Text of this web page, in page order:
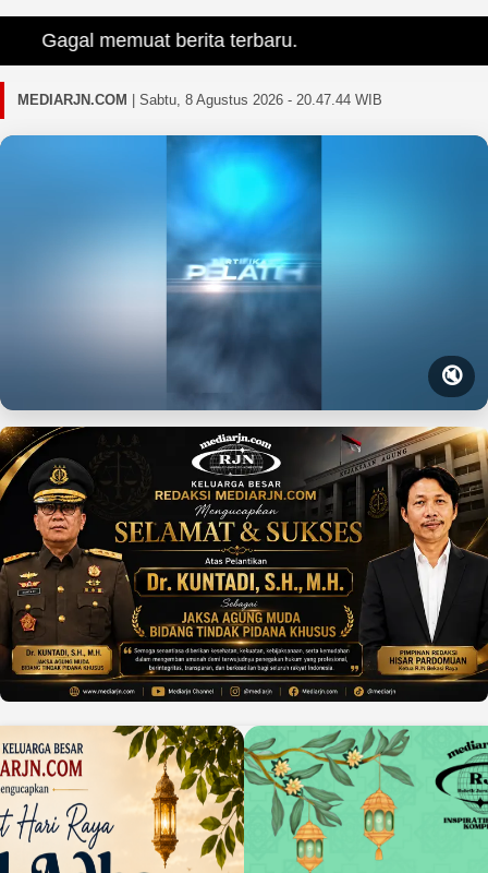
Gagal memuat berita terbaru.
MEDIARJN.COM Sabtu, 8 Agustus 2026 - 20.47.45 WIB
🔇